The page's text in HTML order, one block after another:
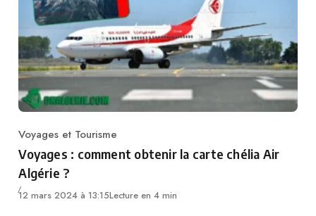
Category
Voyages et Tourisme
Voyages : comment obtenir la carte chélia Air
Algérie ?
12 mars 2024 à 13:15Lecture en 4 min